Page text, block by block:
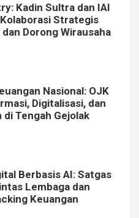
Kadin Sultra dan IAI
Strategis
Dorong Wirausaha
Nasional: OJK
Digitalisasi, dan
Tengah Gejolak
Berbasis AI: Satgas
Lembaga dan
Keuangan